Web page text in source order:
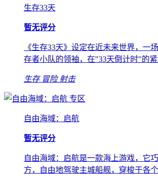
生存33天
暂无评分
《生存33天》设定在近未来世界，
存者小队的领袖，在"33天倒计时"的
生存 冒险 射击
专区
自由海域：启航
暂无评分
自由海域：启航是一款海上游戏，它
方，自由地驾驶主城船舰，穿梭于各